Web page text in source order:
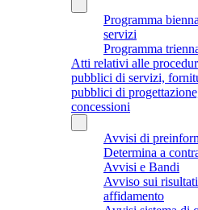
Programma
servizi
Programma
Atti relativi alle
pubblici di servizi,
pubblici di
concessioni
Avvisi di
Determina a
Avvisi e Bandi
Avviso sui
affidamento